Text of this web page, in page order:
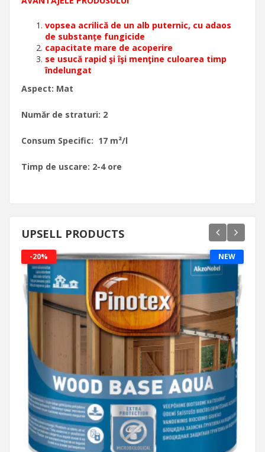
vopsea acrilică de un alb puternic, cu adaos
de substanțe fungicide
capacitate mare de acoperire
se usucă rapid şi îşi menţine culoarea timp
îndelungat
Aspect: Mat
Număr de straturi: 2
Consum Specific: 17 m²/l
Timp de uscare: 2-4 ore
UPSELL PRODUCTS
NEW
-20%